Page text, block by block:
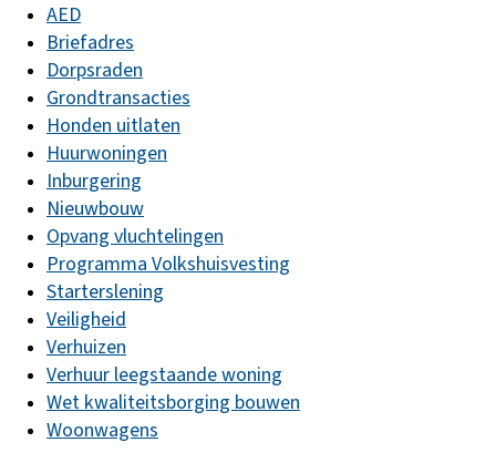
AED
Briefadres
Dorpsraden
Grondtransacties
Honden uitlaten
Huurwoningen
Inburgering
Nieuwbouw
Opvang vluchtelingen
Programma Volkshuisvesting
Starterslening
Veiligheid
Verhuizen
Verhuur leegstaande woning
Wet kwaliteitsborging bouwen
Woonwagens